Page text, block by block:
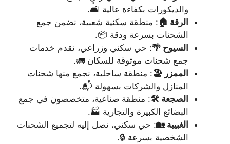
والديكورات بكفاءة عالية 🛋️.
الرقة 🏠 : منطقة سكنية شعبية، نضمن جمع
الشحنات بسرعة ودقة 📦.
السيوح 🌴: حي سكني وزراعي، نقدم خدمات
جمع شحنات موثوقة للسكان 🚛.
الممزر 🏖️: منطقة ساحلية، نجمع منها شحنات
المنازل والشركات بسهولة 📬.
الصجعة 🛠️: منطقة صناعية، متخصصون في جمع
البضائع الكبيرة والتجارية 🏭.
الغبيبة 🏡: حي سكني، نصل إليه لتجميع الشحنات
الشخصية بسرعة 🔒.